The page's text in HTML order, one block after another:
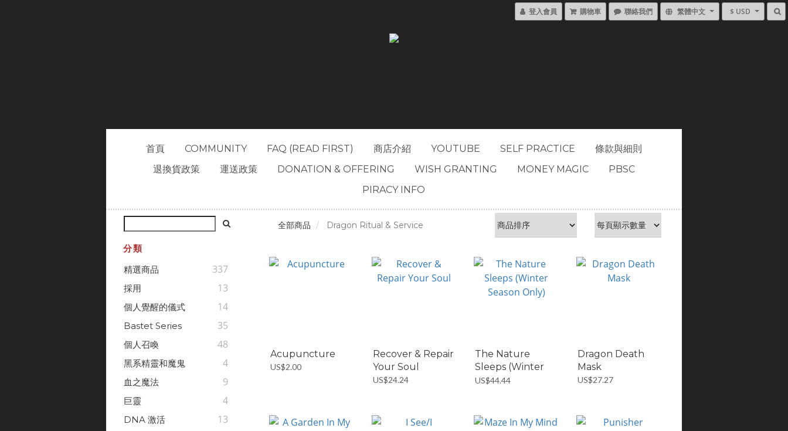
登入會員 購物車 聯絡我們 繁體中文 $ USD
首頁 COMMUNITY FAQ (READ FIRST) 商店介紹 YOUTUBE SELF PRACTICE
條款與細則
退換貨政策
運送政策 DONATION & OFFERING WISH GRANTING MONEY MAGIC
PBSC
PIRACY INFO
分類
精選商品
337
採用 13
個人覺醒的儀式 14
Bastet Series 35
個人召喚 48
黑系精靈和魔鬼 4
血之魔法 9
巨靈 4
DNA 激活 13
全部商品 Dragon Ritual & Service
Acupuncture
US$2.00
Recover & Repair
Your Soul
US$24.24
The Nature
Sleeps (Winter
Season...
US$44.44
Dragon Death
Mask
US$27.27